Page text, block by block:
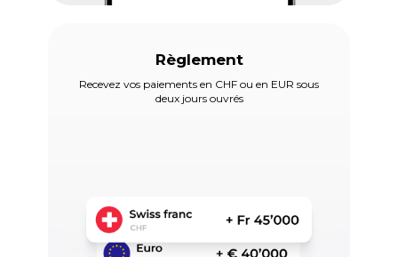
Règlement
Recevez vos paiements en CHF ou en EUR sous
deux jours ouvrés